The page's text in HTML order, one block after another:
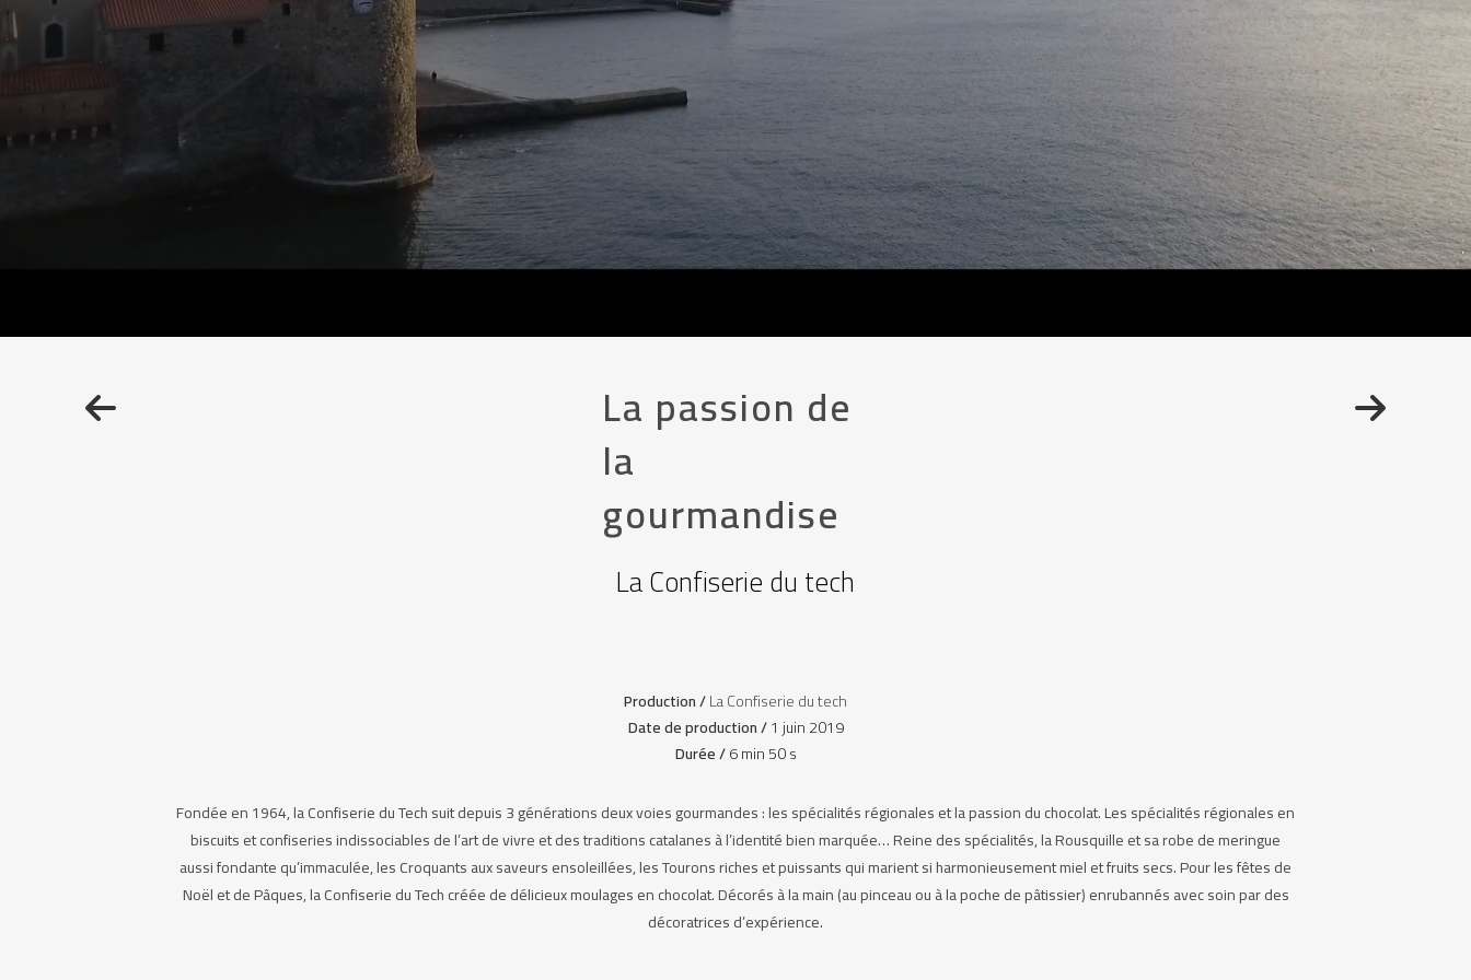
La passion de
la
gourmandise
La Confiserie du tech
Production /La Confiserie du tech
Date de production /1 juin 2019
Durée /6 min 50 s
Fondée en 1964, la Confiserie du Tech suit depuis 3 générations deux voies gourmandes : les spécialités régionales et la passion du chocolat. Les spécialités régionales en
biscuits et confiseries indissociables de l’art de vivre et des traditions catalanes à l’identité bien marquée… Reine des spécialités, la Rousquille et sa robe de meringue
aussi fondante qu’immaculée, les Croquants aux saveurs ensoleillées, les Tourons riches et puissants qui marient si harmonieusement miel et fruits secs. Pour les fêtes de
Noël et de Pâques, la Confiserie du Tech créée de délicieux moulages en chocolat. Décorés à la main (au pinceau ou à la poche de pâtissier) enrubannés avec soin par des
décoratrices d’expérience.